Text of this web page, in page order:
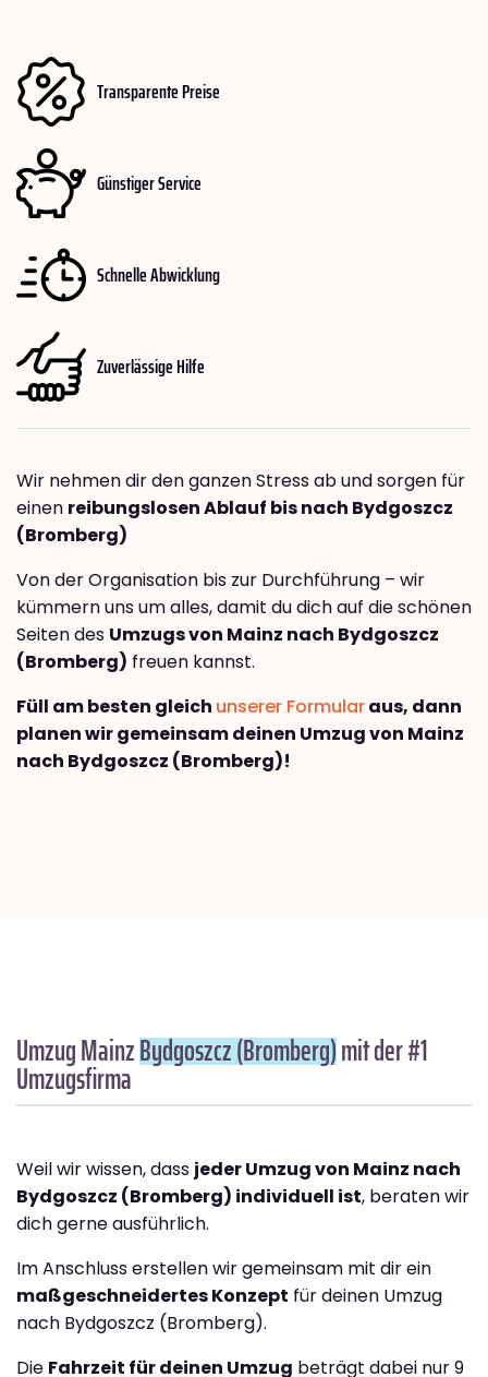
Transparente Preise
Günstiger Service
Schnelle Abwicklung
Zuverlässige Hilfe
Wir nehmen dir den ganzen Stress ab und sorgen für
einen reibungslosen Ablauf bis nach Bydgoszcz
(Bromberg)
Von der Organisation bis zur Durchführung – wir
kümmern uns um alles, damit du dich auf die schönen
Seiten des Umzugs von Mainz nach Bydgoszcz
(Bromberg) freuen kannst.
Füll am besten gleich unserer Formularaus, dann
planen wir gemeinsam deinen Umzug von Mainz
nach Bydgoszcz (Bromberg)!
Umzug MainzBydgoszcz (Bromberg)mit der #1
Umzugsfirma
Weil wir wissen, dass jeder Umzug von Mainz nach
Bydgoszcz (Bromberg) individuell ist, beraten wir
dich gerne ausführlich.
Im Anschluss erstellen wir gemeinsam mit dir ein
maßgeschneidertes Konzept für deinen Umzug
nach Bydgoszcz (Bromberg).
Die Fahrzeit für deinen Umzug beträgt dabei nur 9